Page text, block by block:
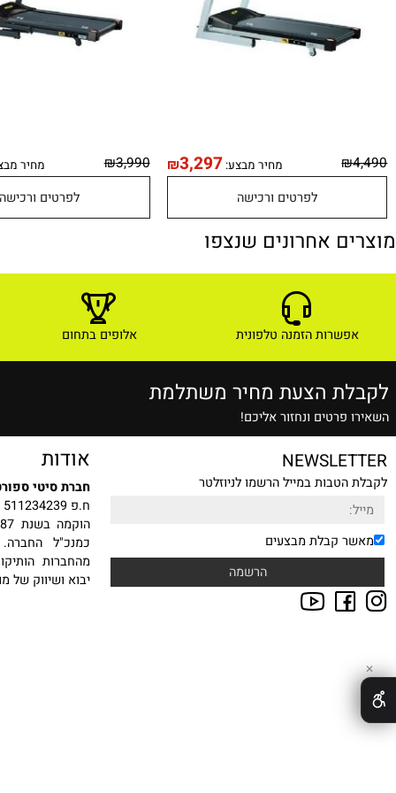
מחיר מבצע: ₪3,297
לפרטים ורכישה
₪3,990 מחיר מבצע:
לפרטים ורכישה
הצעת מחיר משתלמת
ונחזור אליכם!
במייל הרשמו לניוזלטר
קבלת מבצעים
אודות